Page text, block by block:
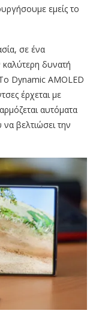
εμείς το
σε ένα
δυνατή
Dynamic AMOLED
έρχεται με
αυτόματα
βελτιώσει την